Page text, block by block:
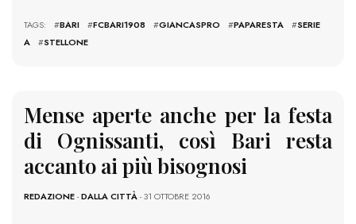
TAGS: #BARI #FCBARI1908 #GIANCASPRO #PAPARESTA #SERIE
A
#STELLONE
Mense aperte anche per la festa
di Ognissanti, così Bari resta
accanto ai più bisognosi
REDAZIONE-DALLA CITTÀ- 31 OTTOBRE 2016